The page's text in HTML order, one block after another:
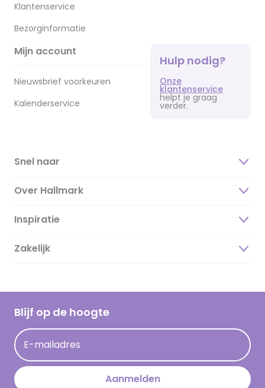
Klantenservice
Bezorginformatie
Mijn account
Nieuwsbrief voorkeuren
Kalenderservice
Hulp nodig?
Onze
klantenservice
helpt je graag
verder.
Snel naar
Over Hallmark
Over ons
Duurzaamheid
Hallmark Kaartclub
Acties
Persberichten
Hallmark en Kinderpostzegels
Inspiratie
Magazine
Cadeau inspiratie
Kaartinspiratie
Zakelijk
Blijf op de hoogte
E-mailadres
Aanmelden